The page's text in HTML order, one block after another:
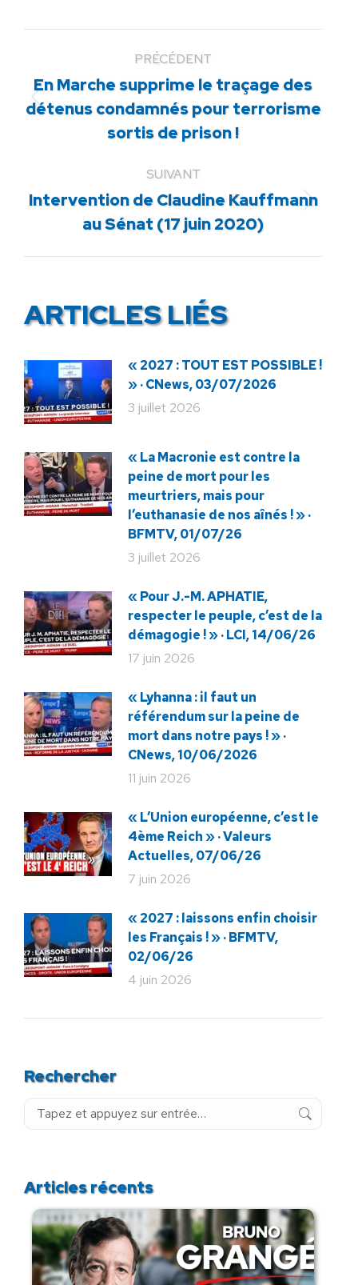
PRÉCÉDENT
Article
précédent
:
En Marche supprime le traçage des
détenus condamnés pour terrorisme
sortis de prison !
SUIVANT
Article
suivant
Intervention de Claudine Kauffmann
au Sénat (17 juin 2020)
ARTICLES LIÉS
« 2027 : TOUT EST POSSIBLE !
» · CNews, 03/07/2026
3 juillet 2026
« La Macronie est contre la
peine de mort pour les
meurtriers, mais pour
l’euthanasie de nos aînés ! » ·
BFMTV, 01/07/26
3 juillet 2026
« Pour J.-M. APHATIE,
respecter le peuple, c’est de la
démagogie ! » · LCI, 14/06/26
17 juin 2026
« Lyhanna : il faut un
référendum sur la peine de
mort dans notre pays ! » ·
CNews, 10/06/2026
11 juin 2026
« L’Union européenne, c’est le
4ème Reich » · Valeurs
Actuelles, 07/06/26
7 juin 2026
« 2027 : laissons enfin choisir
les Français ! » · BFMTV,
02/06/26
4 juin 2026
Rechercher
Recherche
Articles récents